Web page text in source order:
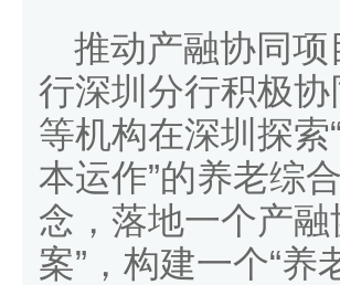
推动产融协同
行深圳分行积极
等机构在深圳探
本运作”的养老综
念，落地一个产
案”，构建一个“